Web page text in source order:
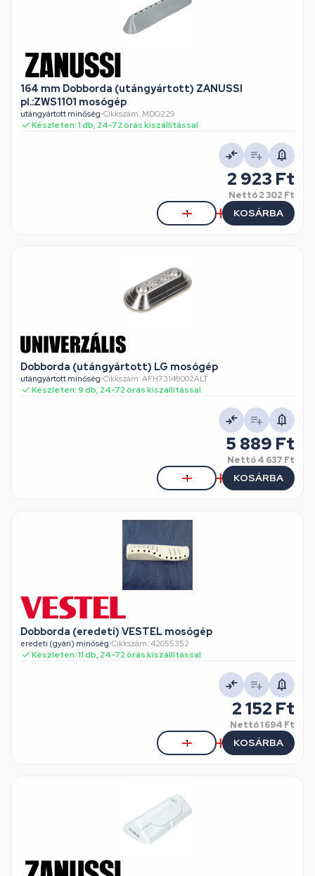
164 mm Dobborda (utángyártott) ZANUSSI
pl.:ZWS1101 mosógép
utángyártott minőség•Cikkszám: MDO229
Készleten: 1 db, 24-72 órás kiszállítással
2 923 Ft
Nettó2 302 Ft
KOSÁRBA
Dobborda (utángyártott) LG mosógép
utángyártott minőség•Cikkszám: AFH73149002ALT
Készleten: 9 db, 24-72 órás kiszállítással
5 889 Ft
Nettó4 637 Ft
KOSÁRBA
Dobborda (eredeti) VESTEL mosógép
eredeti (gyári) minőség•Cikkszám: 42055352
Készleten: 11 db, 24-72 órás kiszállítással
2 152 Ft
Nettó1 694 Ft
KOSÁRBA